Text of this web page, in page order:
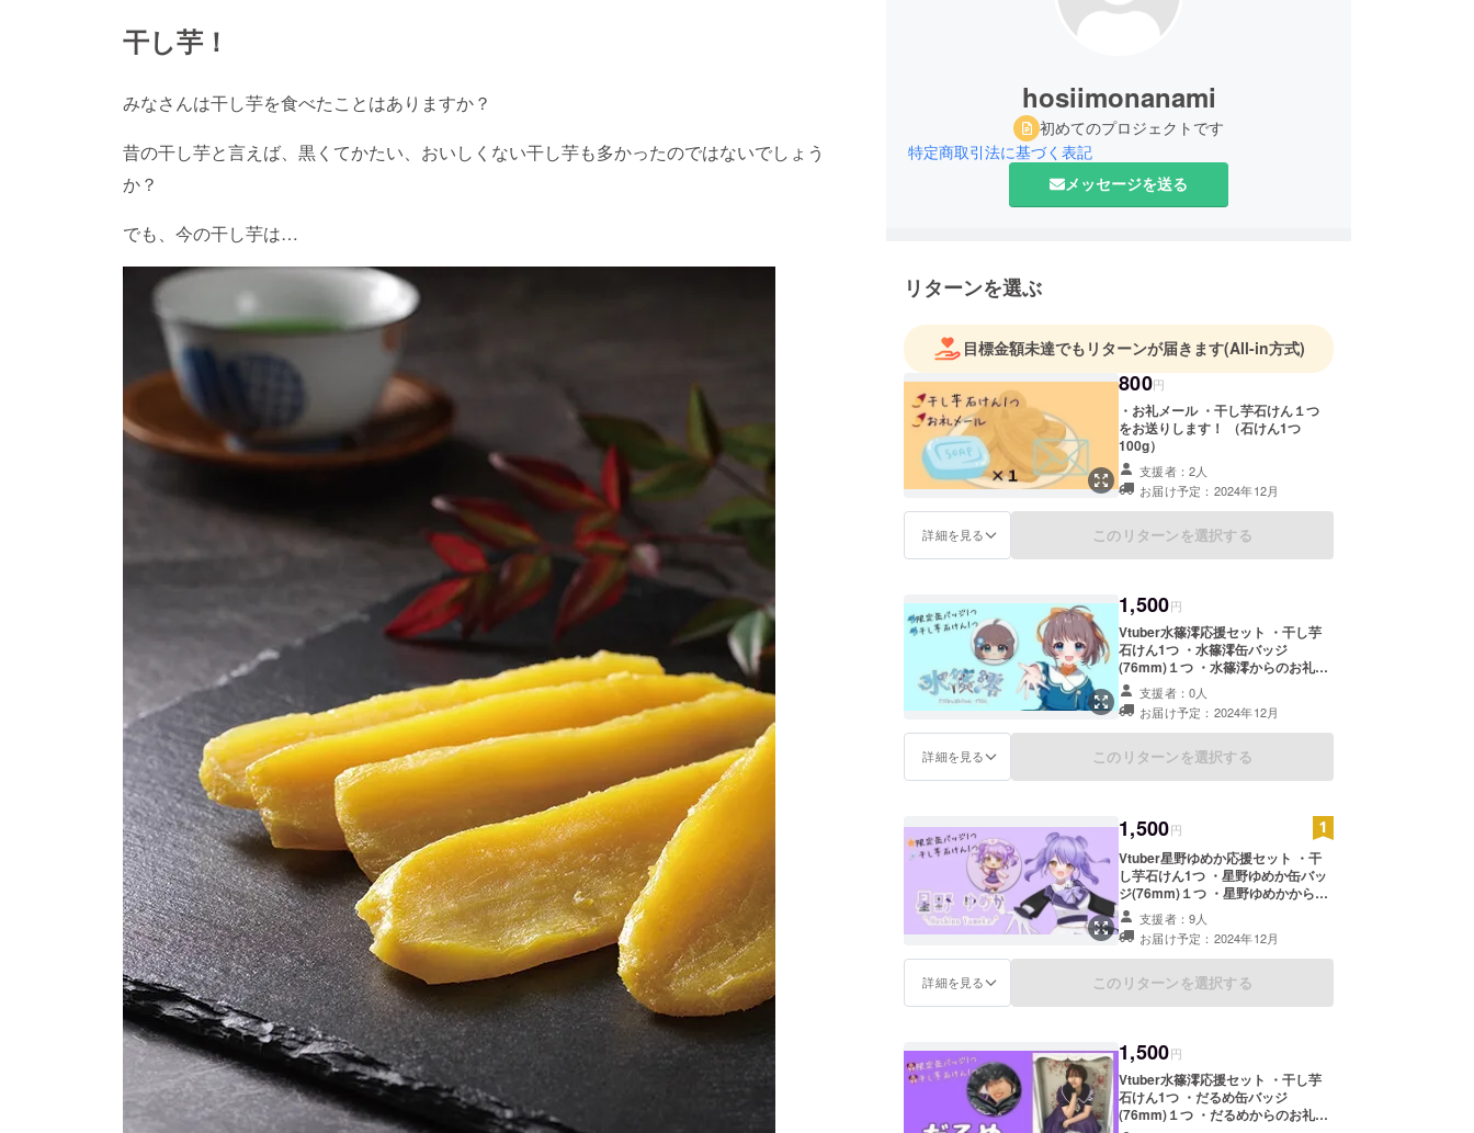
干し芋！
みなさんは干し芋を食べたことはありますか？
昔の干し芋と言えば、黒くてかたい、おいしくない干し芋も多かったのではないでしょう
か？
でも、今の干し芋は…
hosiimonanami
初めてのプロジェクトです
特定商取引法に基づく表記
メッセージを送る
リターンを選ぶ
目標金額未達でもリターンが届きます(All-in方式)
800円
・お礼メール ・干し芋石けん１つ
をお送りします！ （石けん1つ
100g）
支援者：2人
お届け予定：2024年12月
詳細を見る このリターンを選択する
1,500円
Vtuber水篠澪応援セット ・干し芋
石けん1つ ・水篠澪缶バッジ
(76mm)１つ ・水篠澪からのお礼
メッセージ をお送りします！ （石
けん1つ100g）
支援者：0人
お届け予定：2024年12月
詳細を見る このリターンを選択する
1,500円
Vtuber星野ゆめか応援セット ・干
し芋石けん1つ ・星野ゆめか缶バッ
ジ(76mm)１つ ・星野ゆめかからの
お礼メッセージ をお送りします！
（石けん1つ100g）
支援者：9人
お届け予定：2024年12月
詳細を見る このリターンを選択する
1,500円
Vtuber水篠澪応援セット ・干し芋
石けん1つ ・だるめ缶バッジ
(76mm)１つ ・だるめからのお礼